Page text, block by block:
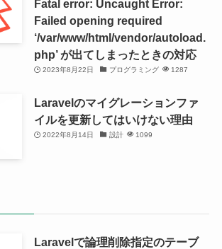
Fatal error: Uncaught Error:
Failed opening required
‘/var/www/html/vendor/autoload.
php’ が出てしまったときの対応
2023年8月22日 プログラミング 1287
Laravelのマイグレーションファ
イルを更新してはいけない理由
2022年8月14日 設計 1099
Laravelで論理削除指定のテーブ